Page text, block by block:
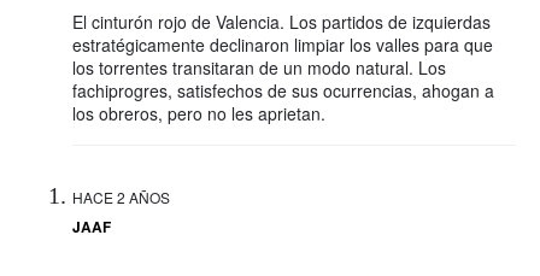
El cinturón rojo de Valencia. Los partidos de izquierdas
estratégicamente declinaron limpiar los valles para que
los torrentes transitaran de un modo natural. Los
fachiprogres, satisfechos de sus ocurrencias, ahogan a
los obreros, pero no les aprietan.
HACE 2 AÑOS
JAAF